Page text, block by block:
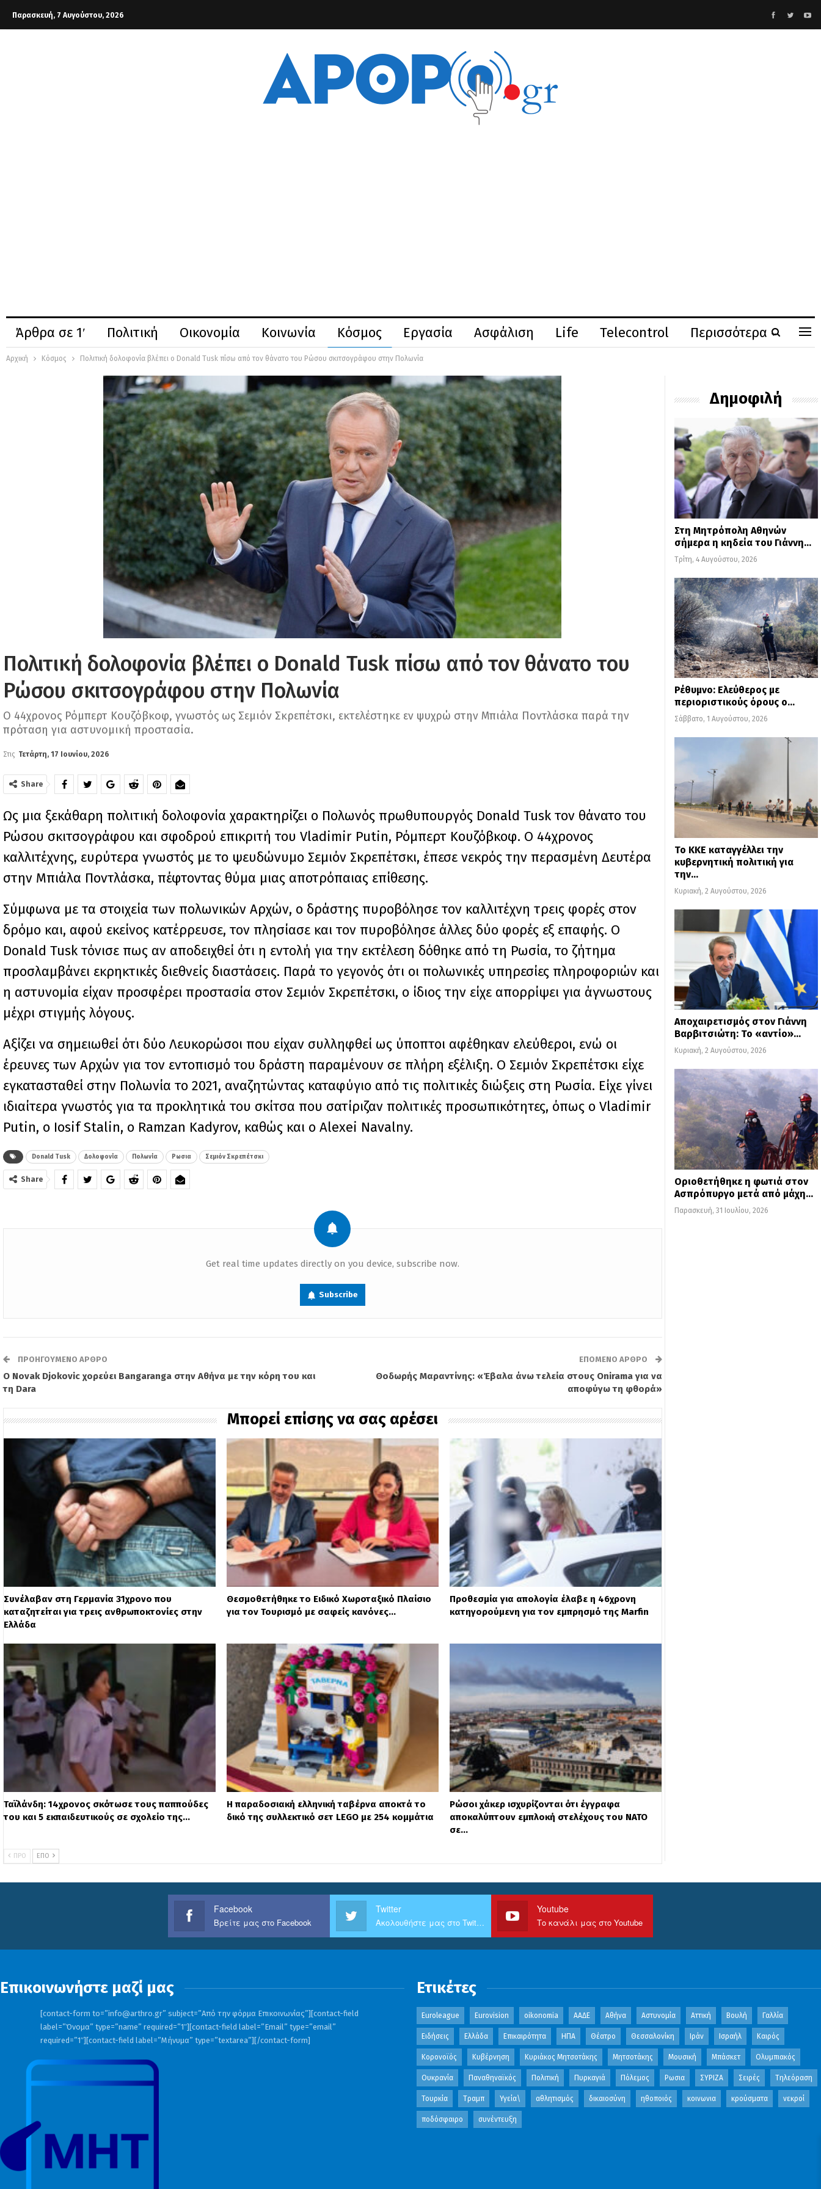
Παρασκευή, 7 Αυγούστου, 2026
Άρθρα σε 1′ Πολιτική Οικονομία Κοινωνία Κόσμος Εργασία Ασφάλιση Life Telecontrol Περισσότερα
Αρχική Κόσμος Πολιτική δολοφονία βλέπει ο Donald Tusk πίσω από τον θάνατο του Ρώσου σκιτσογράφου στην Πολωνία
Πολιτική δολοφονία βλέπει ο Donald Tusk πίσω από τον θάνατο του
Ρώσου σκιτσογράφου στην Πολωνία
Ο 44χρονος Ρόμπερτ Κουζόβκοφ, γνωστός ως Σεμιόν Σκρεπέτσκι, εκτελέστηκε εν ψυχρώ στην Μπιάλα Ποντλάσκα παρά την
πρόταση για αστυνομική προστασία.
Στις Τετάρτη, 17 Ιουνίου, 2026
Share
Ως μια ξεκάθαρη πολιτική δολοφονία χαρακτηρίζει ο Πολωνός πρωθυπουργός Donald Tusk τον θάνατο του
Ρώσου σκιτσογράφου και σφοδρού επικριτή του Vladimir Putin, Ρόμπερτ Κουζόβκοφ. Ο 44χρονος
καλλιτέχνης, ευρύτερα γνωστός με το ψευδώνυμο Σεμιόν Σκρεπέτσκι, έπεσε νεκρός την περασμένη Δευτέρα
στην Μπιάλα Ποντλάσκα, πέφτοντας θύμα μιας αποτρόπαιας επίθεσης.
Σύμφωνα με τα στοιχεία των πολωνικών Αρχών, ο δράστης πυροβόλησε τον καλλιτέχνη τρεις φορές στον
δρόμο και, αφού εκείνος κατέρρευσε, τον πλησίασε και τον πυροβόλησε άλλες δύο φορές εξ επαφής. Ο
Donald Tusk τόνισε πως αν αποδειχθεί ότι η εντολή για την εκτέλεση δόθηκε από τη Ρωσία, το ζήτημα
προσλαμβάνει εκρηκτικές διεθνείς διαστάσεις. Παρά το γεγονός ότι οι πολωνικές υπηρεσίες πληροφοριών και
η αστυνομία είχαν προσφέρει προστασία στον Σεμιόν Σκρεπέτσκι, ο ίδιος την είχε απορρίψει για άγνωστους
μέχρι στιγμής λόγους.
Αξίζει να σημειωθεί ότι δύο Λευκορώσοι που είχαν συλληφθεί ως ύποπτοι αφέθηκαν ελεύθεροι, ενώ οι
έρευνες των Αρχών για τον εντοπισμό του δράστη παραμένουν σε πλήρη εξέλιξη. Ο Σεμιόν Σκρεπέτσκι είχε
εγκατασταθεί στην Πολωνία το 2021, αναζητώντας καταφύγιο από τις πολιτικές διώξεις στη Ρωσία. Είχε γίνει
ιδιαίτερα γνωστός για τα προκλητικά του σκίτσα που σατίριζαν πολιτικές προσωπικότητες, όπως ο Vladimir
Putin, ο Iosif Stalin, ο Ramzan Kadyrov, καθώς και ο Alexei Navalny.
Donald Tusk Δολοφονία Πολωνία Ρωσια Σεμιόν Σκρεπέτσκι
Share
Get real time updates directly on you device, subscribe now.
Subscribe
ΠΡΟΗΓΟΎΜΕΝΟ ΆΡΘΡΟ
Ο Novak Djokovic χορεύει Bangaranga στην Αθήνα με την κόρη του και
τη Dara
ΕΠΌΜΕΝΟ ΆΡΘΡΟ
Θοδωρής Μαραντίνης: «Έβαλα άνω τελεία στους Onirama για να
αποφύγω τη φθορά»
Μπορεί επίσης να σας αρέσει
Συνέλαβαν στη Γερμανία 31χρονο που
καταζητείται για τρεις ανθρωποκτονίες στην
Ελλάδα
Θεσμοθετήθηκε το Ειδικό Χωροταξικό Πλαίσιο
για τον Τουρισμό με σαφείς κανόνες…
Προθεσμία για απολογία έλαβε η 46χρονη
κατηγορούμενη για τον εμπρησμό της Marfin
Ταϊλάνδη: 14χρονος σκότωσε τους παππούδες
του και 5 εκπαιδευτικούς σε σχολείο της…
Η παραδοσιακή ελληνική ταβέρνα αποκτά το
δικό της συλλεκτικό σετ LEGO με 254 κομμάτια
Ρώσοι χάκερ ισχυρίζονται ότι έγγραφα
αποκαλύπτουν εμπλοκή στελέχους του ΝΑΤΟ
σε…
ΠΡΟ ΕΠΌ
Δημοφιλή
Στη Μητρόπολη Αθηνών
σήμερα η κηδεία του Γιάννη…
Τρίτη, 4 Αυγούστου, 2026
Ρέθυμνο: Ελεύθερος με
περιοριστικούς όρους ο…
Σάββατο, 1 Αυγούστου, 2026
Το ΚΚΕ καταγγέλλει την
κυβερνητική πολιτική για
την…
Κυριακή, 2 Αυγούστου, 2026
Αποχαιρετισμός στον Γιάννη
Βαρβιτσιώτη: Το «αντίο»…
Κυριακή, 2 Αυγούστου, 2026
Οριοθετήθηκε η φωτιά στον
Ασπρόπυργο μετά από μάχη…
Παρασκευή, 31 Ιουλίου, 2026
Facebook
Βρείτε μας στο Facebook
Twitter
Ακολουθήστε μας στο Twitter
Youtube
Το κανάλι μας στο Youtube
Επικοινωνήστε μαζί μας
[contact-form to=”info@arthro.gr” subject=”Από την φόρμα Επικοινωνίας”][contact-field
label=”Όνομα” type=”name” required=”1″][contact-field label=”Email” type=”email”
required=”1″][contact-field label=”Μήνυμα” type=”textarea”][/contact-form]
Ετικέτες
Euroleague Eurovision oikonomia ΑΑΔΕ Αθήνα Αστυνομία Αττική Βουλή Γαλλία
Ειδήσεις Ελλάδα Επικαιρότητα ΗΠΑ Θέατρο Θεσσαλονίκη Ιράν Ισραήλ Καιρός
Κορονοϊός Κυβέρνηση Κυριάκος Μητσοτάκης Μητσοτάκης Μουσική Μπάσκετ Ολυμπιακός
Ουκρανία Παναθηναϊκός Πολιτική Πυρκαγιά Πόλεμος Ρωσια ΣΥΡΙΖΑ Σειρές Τηλεόραση
Τουρκία Τραμπ Υγεία\ αθλητισμός δικαιοσύνη ηθοποιός κοινωνια κρούσματα νεκροί
ποδόσφαιρο συνέντευξη